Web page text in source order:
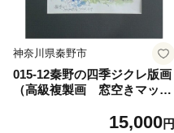
神奈川県秦野市
015-12秦野の四季ジクレ版画
（高級複製画 窓空きマッ
られています）全体の寸法：
15,000円